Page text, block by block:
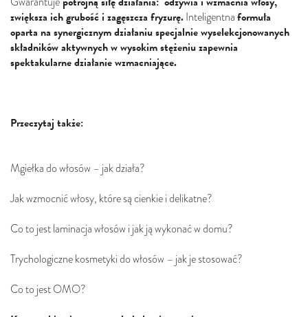
zwiększa ich grubość i zagęszcza fryzurę.Inteligentnaformuła
oparta na synergicznym działaniu specjalnie wyselekcjonowanych
składników aktywnych w wysokim stężeniu zapewnia
spektakularne działanie wzmacniające.
Przeczytaj także:
Mgiełka do włosów – jak działa?
Jak wzmocnić włosy, które są cienkie i delikatne?
Co to jest laminacja włosów i jak ją wykonać w domu?
Trychologiczne kosmetyki do włosów – jak je stosować?
Co to jest OMO?